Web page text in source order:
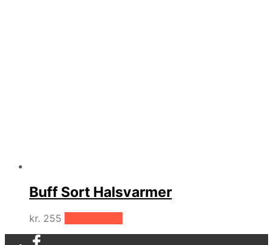
Buff Sort Halsvarmer
kr. 255